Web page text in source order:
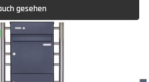
gesehen